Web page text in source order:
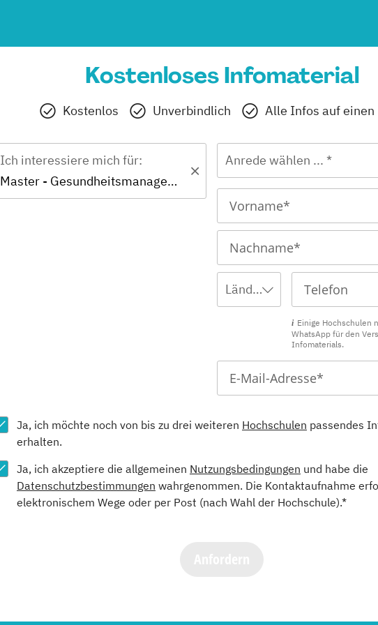
Kostenloses Infomaterial
Kostenlos Unverbindlich Alle Infos auf einen
Ich interessiere mich für:
Master - Gesundheitsmanagement
Anrede wählen ... *
Ländervorwahl wählen ...
Einige Hochschulen
WhatsApp für den
Infomaterials.
Ja, ich möchte noch von bis zu drei weiteren Hochschulen passendes
erhalten.
Ja, ich akzeptiere die allgemeinen Nutzungsbedingungen und habe die
Datenschutzbestimmungen wahrgenommen. Die Kontaktaufnahme
elektronischem Wege oder per Post (nach Wahl der Hochschule).*